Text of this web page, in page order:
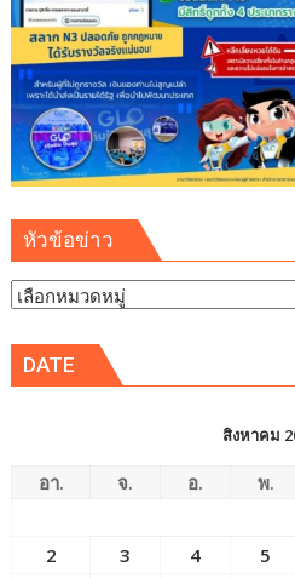
หัวข้อข่าว
หัวข้อ
DATE
สิงหาคม
อา. จ. อ. พ.
2
3 4 5